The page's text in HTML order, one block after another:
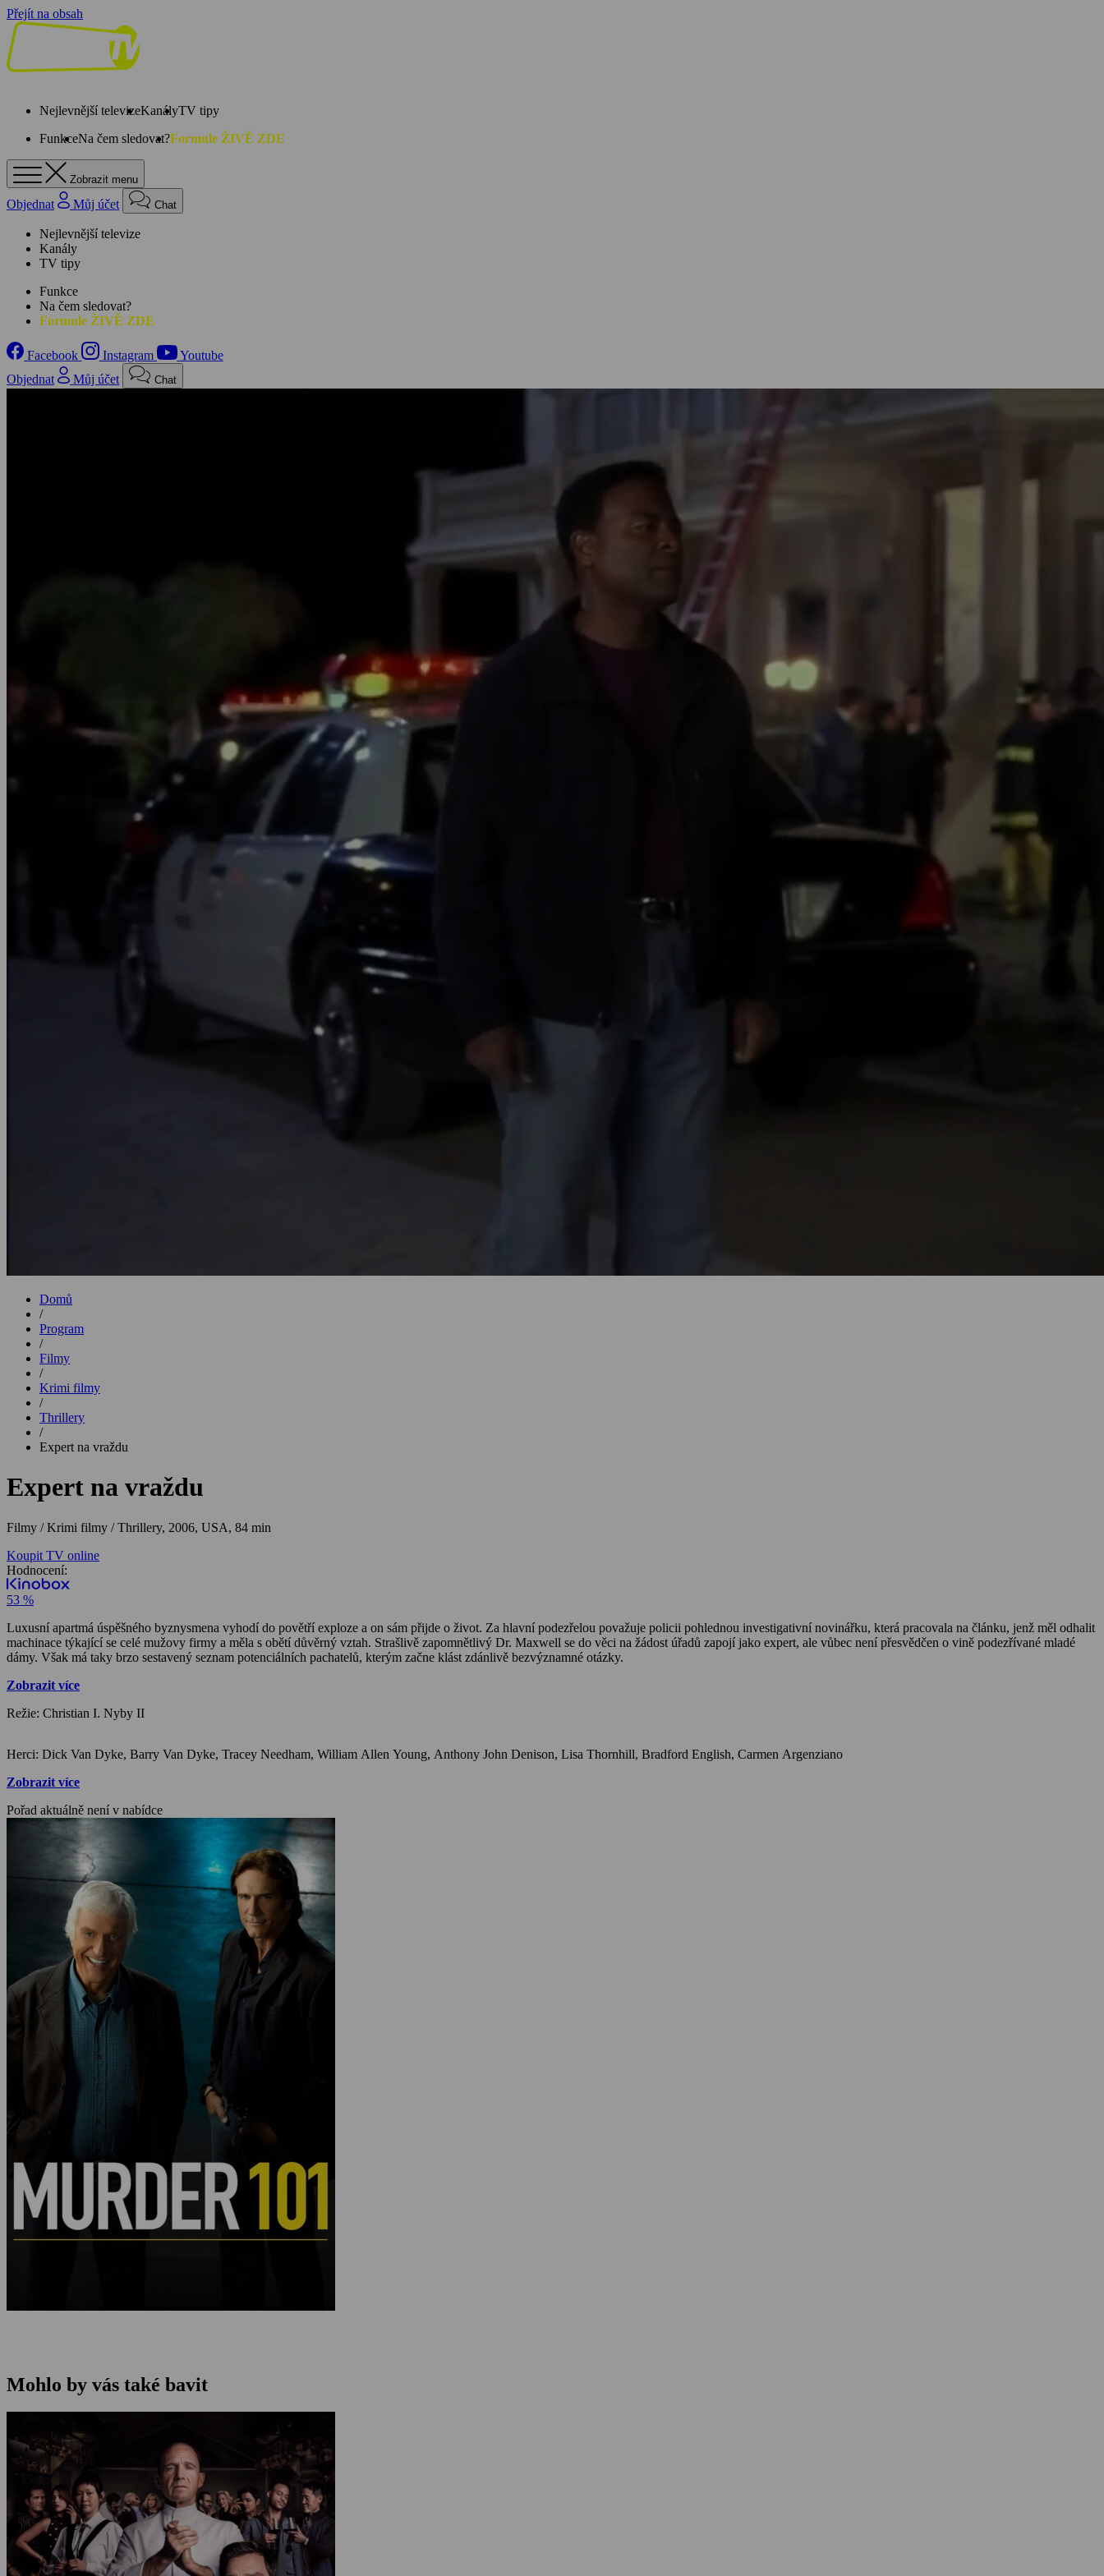
Přejít na obsah
Nejlevnější televizeKanályTV tipy
FunkceNa čem sledovat?Formule ŽIVĚ ZDE
Zobrazit menu
Objednat Můj účet Chat
Nejlevnější televize
Kanály
TV tipy
Funkce
Na čem sledovat?
Formule ŽIVĚ ZDE
Facebook Instagram
Youtube
Objednat
Můj účet Chat
Domů
/
Program
/
Filmy
/
Krimi filmy
/
Thrillery
/
Expert na vraždu
Expert na vraždu
Filmy / Krimi filmy / Thrillery, 2006, USA, 84 min
Koupit TV online
Hodnocení:
53 %
Luxusní apartmá úspěšného byznysmena vyhodí do povětří exploze a on sám přijde o život. Za hlavní podezřelou považuje policii pohlednou investigativní novinářku, která pracovala na článku, jenž měl odhalit
machinace týkající se celé mužovy firmy a měla s obětí důvěrný vztah. Strašlivě zapomnětlivý Dr. Maxwell se do věci na žádost úřadů zapojí jako expert, ale vůbec není přesvědčen o vině podezřívané mladé
dámy. Však má taky brzo sestavený seznam potenciálních pachatelů, kterým začne klást zdánlivě bezvýznamné otázky.
Zobrazit více
Režie: Christian I. Nyby II
Herci: Dick Van Dyke, Barry Van Dyke, Tracey Needham, William Allen Young, Anthony John Denison, Lisa Thornhill, Bradford English, Carmen Argenziano
Zobrazit více
Pořad aktuálně není v nabídce
Mohlo by vás také bavit